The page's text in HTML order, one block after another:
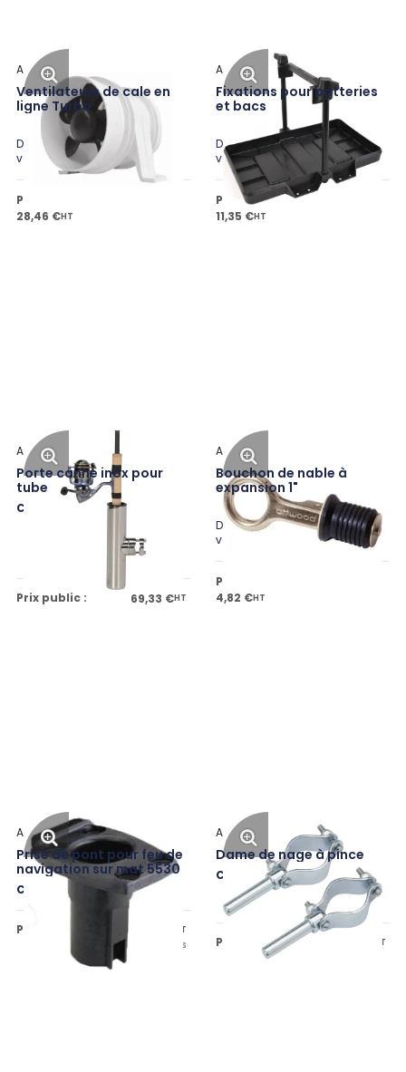
Ventilateurs de cale en
ligne Turbo
Attwood
Disponible en plusieurs
variantes
Prix public à partir de
28,46 €HT
Fixations pour batteries
et bacs
Attwood
Disponible en plusieurs
variantes
Prix public à partir de
11,35 €HT
Porte canne inox pour
tube
Code: ATW66970-7
Attwood
Prix public : 69,33 €HT
Bouchon de nable à
expansion 1"
Attwood
Disponible en plusieurs
variantes
Prix public à partir de
4,82 €HT
Prise de pont pour feu de
navigation sur mat 5530
Code: ATW91022-7
Attwood
Prix public :
HT
+ 0.04 € d'écotaxes
Dame de nage à pince
Code: ATT-9146-3
Attwood
Prix public : HT